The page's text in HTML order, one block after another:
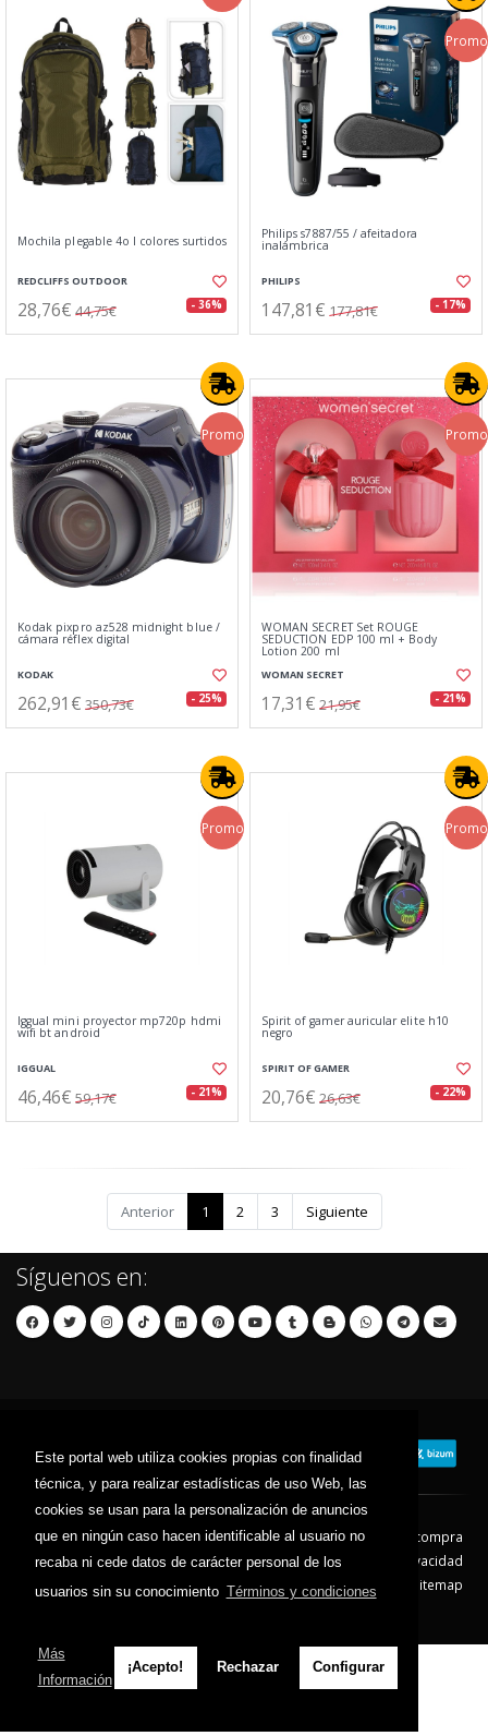
Este portal web utiliza cookies propias con finalidad
técnica, y para realizar estadísticas de uso Web, las
cookies se usan para la personalización de anuncios
que en ningún caso hacen identificable al usuario no
recaba ni cede datos de carácter personal de los
usuarios sin su conocimiento Términos y condiciones
Más
Información
¡Acepto! Rechazar Configurar
Mochila plegable 4o l colores surtidos
REDCLIFFS OUTDOOR
28,76€ 44,75€ - 36%
Promo
Philips s7887/55 / afeitadora
inalámbrica
PHILIPS
147,81€ 177,81€ - 17%
Promo
Kodak pixpro az528 midnight blue /
cámara réflex digital
KODAK
262,91€ 350,73€ - 25%
Promo
WOMAN SECRET Set ROUGE
SEDUCTION EDP 100 ml + Body
Lotion 200 ml
WOMAN SECRET
17,31€ 21,95€ - 21%
Promo
Iggual mini proyector mp720p hdmi
wifi bt android
IGGUAL
46,46€ 59,17€ - 21%
Promo
Spirit of gamer auricular elite h10
negro
SPIRIT OF GAMER
20,76€ 26,63€ - 22%
Anterior 1 2 3 Siguiente
Síguenos en:
Contacto Aviso Legal
Condiciones de compra
Política de envíos
Política de devolución
Política de Privacidad
Política de Cookies
Sitemap